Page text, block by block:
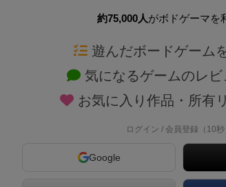
商品名、商品説明文、デザイナー名、テーマ名、メ
ゲー
ゲー
対象年齢を指定します。
約75,000人がボドゲーマを
遊んだボードゲーム
気になるゲームのレ
お気に入り作品・所有
ログイン / 会員登録（10秒
Google